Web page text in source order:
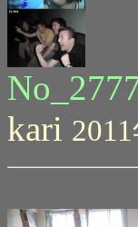
kari